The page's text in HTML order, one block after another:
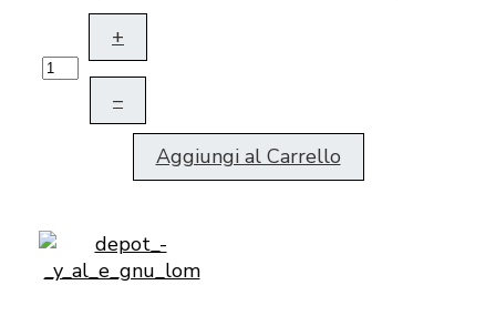
+
–
Aggiungi al Carrello